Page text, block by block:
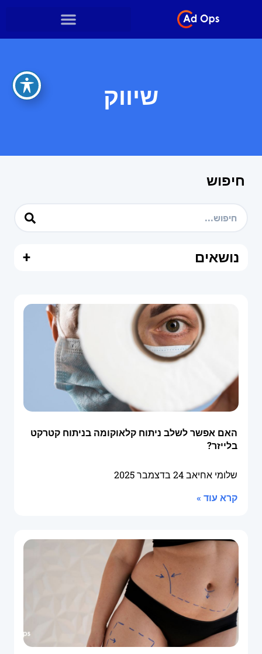
שיווק
חיפוש
נושאים +
האם אפשר לשלב ניתוח קלאוקומה בניתוח קטרקט
בלייזר?
שלומי אחיאב24 בדצמבר 2025
קרא עוד »